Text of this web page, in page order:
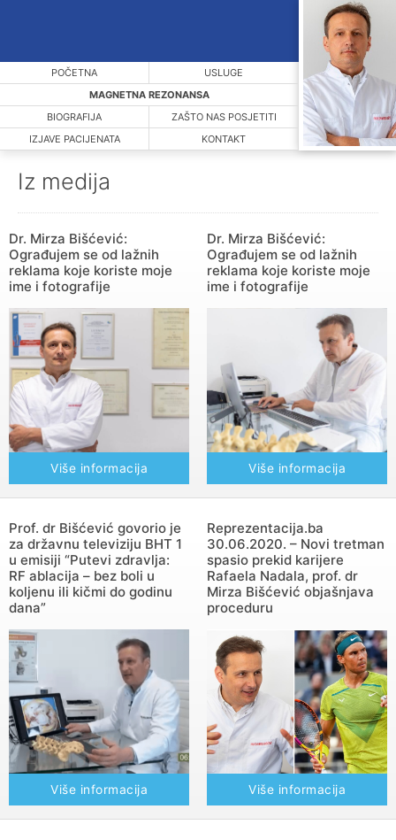
POČETNA
USLUGE
MAGNETNA REZONANSA
BIOGRAFIJA
ZAŠTO NAS POSJETITI
IZJAVE PACIJENATA
KONTAKT
Iz medija
Dr. Mirza Bišćević:
Ograđujem se od lažnih
reklama koje koriste moje
ime i fotografije
Više informacija
Dr. Mirza Bišćević:
Ograđujem se od lažnih
reklama koje koriste moje
ime i fotografije
Više informacija
Prof. dr Bišćević govorio je
za državnu televiziju BHT 1
u emisiji “Putevi zdravlja:
RF ablacija – bez boli u
koljenu ili kičmi do godinu
dana”
Više informacija
Reprezentacija.ba
30.06.2020. – Novi tretman
spasio prekid karijere
Rafaela Nadala, prof. dr
Mirza Bišćević objašnjava
proceduru
Više informacija